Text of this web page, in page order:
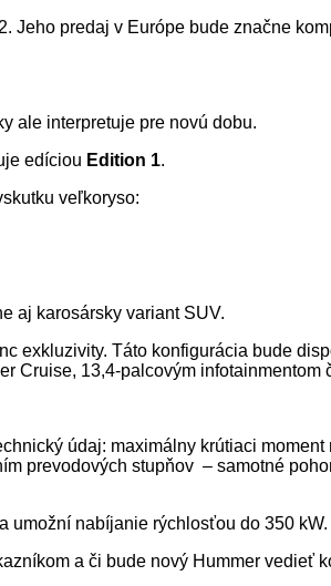
predaj v Európe bude značne
ale interpretuje pre novú dobu.
edíciou Edition 1.
veľkoryso:
aj karosársky variant SUV.
exkluzivity. Táto konfigurácia bude
13,4-palcovým
údaj: maximálny krútiaci
prevodových stupňov – samotné
nabíjanie rýchlosťou do 350
a či bude nový Hummer vedieť